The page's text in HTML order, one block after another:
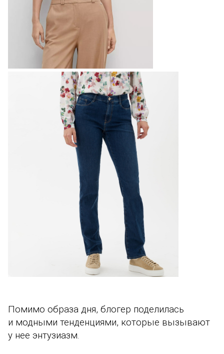
Помимо образа дня, блогер поделилась
и модными тенденциями, которые вызывают
у нее энтузиазм.